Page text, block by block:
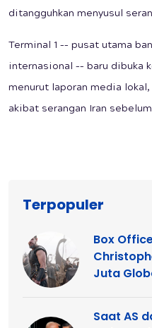
ditangguhkan menyusul
Terminal 1 –– pusat utama
internasional –– baru dibuka
menurut laporan media
akibat serangan Iran
Terpopuler
Box
Juta
Saat AS